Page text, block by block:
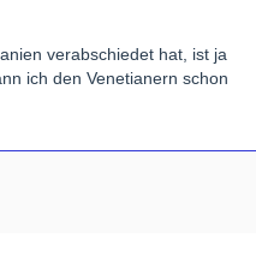
verabschiedet hat, ist ja
ich den Venetianern schon